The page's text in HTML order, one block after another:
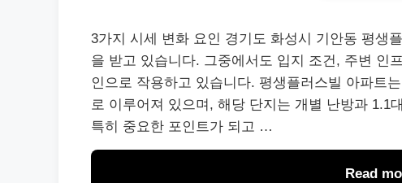
3가지 시세 변화 요인 경기도 화성시 기안동 평생
을 받고 있습니다. 그중에서도 입지 조건, 주변 인
인으로 작용하고 있습니다. 평생플러스빌 아파트
로 이루어져 있으며, 해당 단지는 개별 난방과 1.1
특히 중요한 포인트가 되고 …
Read